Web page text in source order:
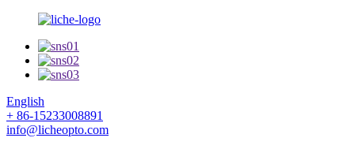
English
+ 86-15233008891
info@licheopto.com